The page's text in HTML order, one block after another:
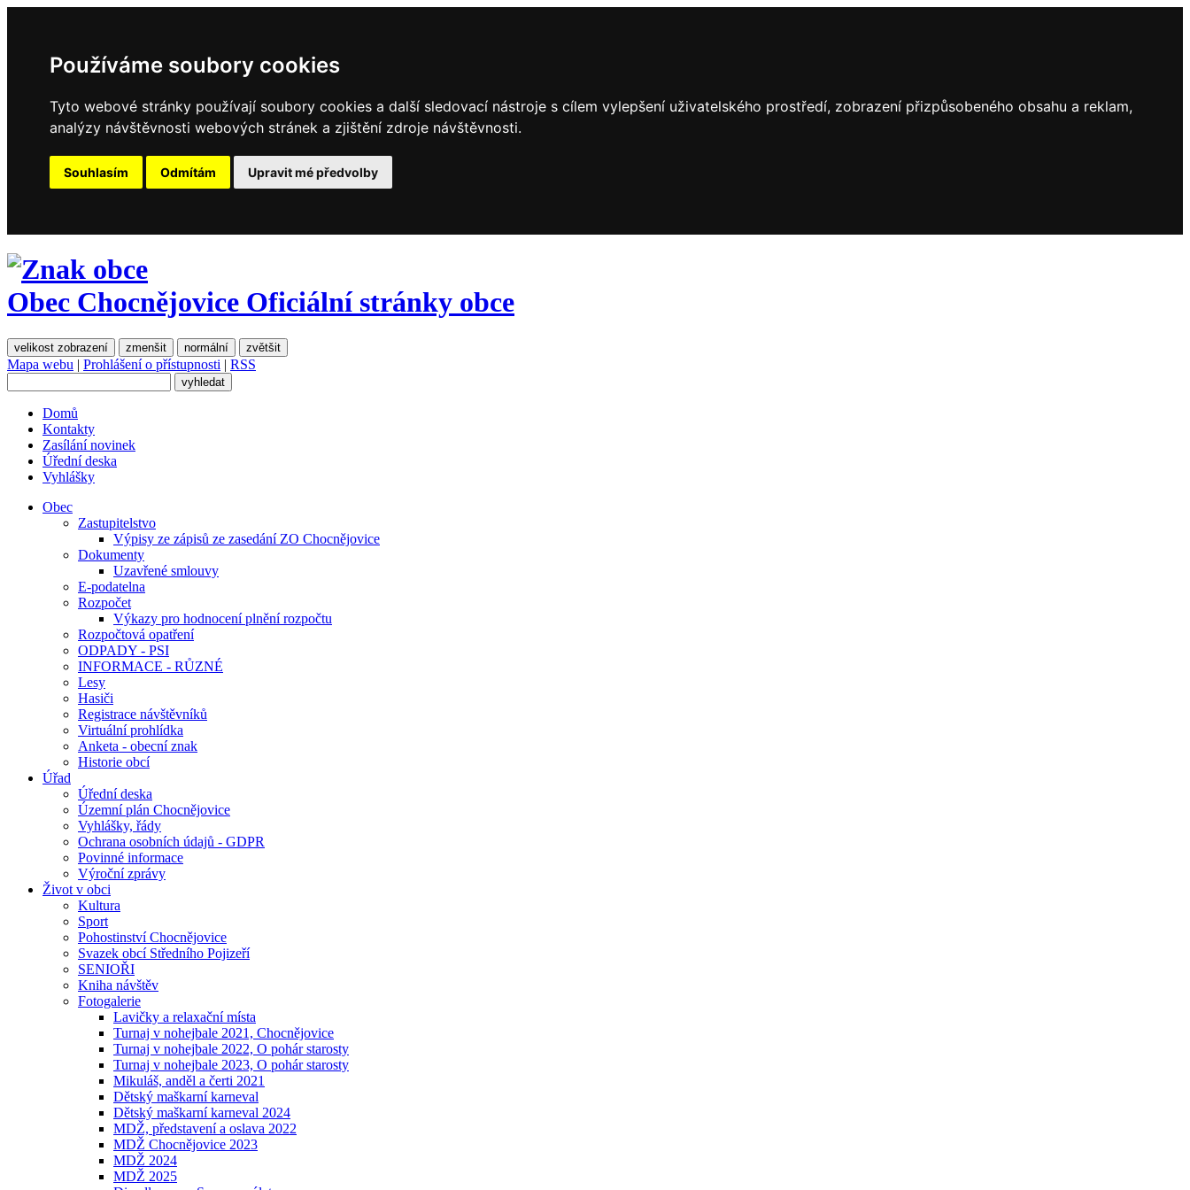
Používáme soubory cookies
Tyto webové stránky používají soubory cookies a další sledovací nástroje s cílem vylepšení uživatelského prostředí, zobrazení přizpůsobeného obsahu a reklam,
analýzy návštěvnosti webových stránek a zjištění zdroje návštěvnosti.
Souhlasím Odmítám Upravit mé předvolby
Obec Chocnějovice Oficiální stránky obce
velikost zobrazení zmenšit normální zvětšit
Mapa webu | Prohlášení o přístupnosti | RSS
Domů
Kontakty
Zasílání novinek
Úřední deska
Vyhlášky
Obec
Zastupitelstvo
Výpisy ze zápisů ze zasedání ZO Chocnějovice
Dokumenty
Uzavřené smlouvy
E-podatelna
Rozpočet
Výkazy pro hodnocení plnění rozpočtu
Rozpočtová opatření
ODPADY - PSI
INFORMACE - RŮZNÉ
Lesy
Hasiči
Registrace návštěvníků
Virtuální prohlídka
Anketa - obecní znak
Historie obcí
Úřad
Úřední deska
Územní plán Chocnějovice
Vyhlášky, řády
Ochrana osobních údajů - GDPR
Povinné informace
Výroční zprávy
Život v obci
Kultura
Sport
Pohostinství Chocnějovice
Svazek obcí Středního Pojizeří
SENIOŘI
Kniha návštěv
Fotogalerie
Lavičky a relaxační místa
Turnaj v nohejbale 2021, Chocnějovice
Turnaj v nohejbale 2022, O pohár starosty
Turnaj v nohejbale 2023, O pohár starosty
Mikuláš, anděl a čerti 2021
Dětský maškarní karneval
Dětský maškarní karneval 2024
MDŽ, představení a oslava 2022
MDŽ Chocnějovice 2023
MDŽ 2024
MDŽ 2025